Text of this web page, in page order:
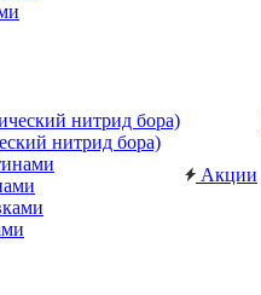
нитрид бора)
Акции